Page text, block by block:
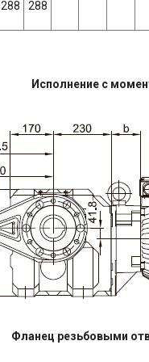
288 288
Исполнение с
Фланец резьбовыми